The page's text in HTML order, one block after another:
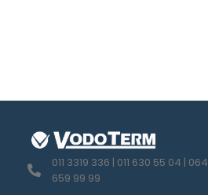
011 3319 336 | 011 630 55 04 | 064
659 99 99